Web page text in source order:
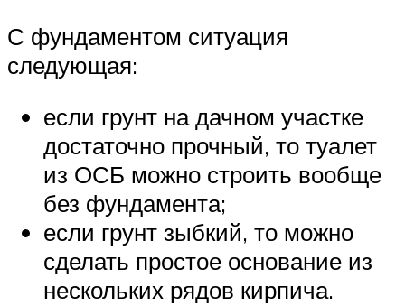
С фундаментом ситуация
следующая:
если грунт на дачном участке
достаточно прочный, то туалет
из ОСБ можно строить вообще
без фундамента;
если грунт зыбкий, то можно
сделать простое основание из
нескольких рядов кирпича.